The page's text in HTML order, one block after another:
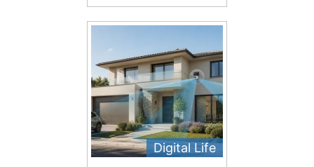
Digital Life